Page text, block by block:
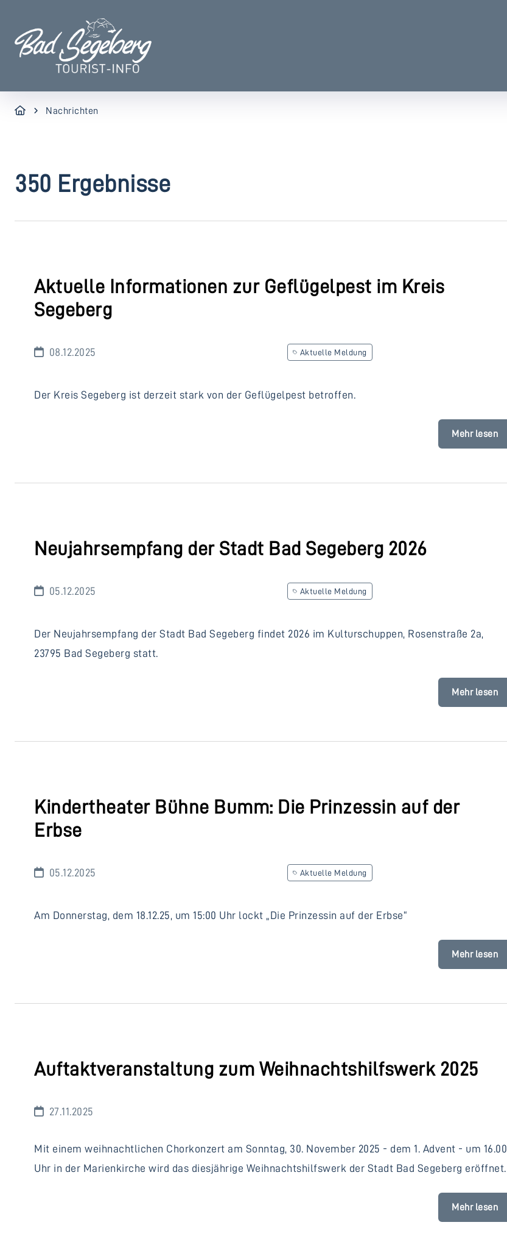
Nachrichten
350 Ergebnisse
Aktuelle Informationen zur Geflügelpest im Kreis
Segeberg
08.12.2025 Aktuelle Meldung
Der Kreis Segeberg ist derzeit stark von der Geflügelpest betroffen.
Mehr lesen
Neujahrsempfang der Stadt Bad Segeberg 2026
05.12.2025 Aktuelle Meldung
Der Neujahrsempfang der Stadt Bad Segeberg findet 2026 im Kulturschuppen, Rosenstraße 2a,
23795 Bad Segeberg statt.
Mehr lesen
Kindertheater Bühne Bumm: Die Prinzessin auf der
Erbse
05.12.2025 Aktuelle Meldung
Am Donnerstag, dem 18.12.25, um 15:00 Uhr lockt „Die Prinzessin auf der Erbse“
Mehr lesen
Auftaktveranstaltung zum Weihnachtshilfswerk 2025
27.11.2025
Mit einem weihnachtlichen Chorkonzert am Sonntag, 30. November 2025 - dem 1. Advent - um 16.00
Uhr in der Marienkirche wird das diesjährige Weihnachtshilfswerk der Stadt Bad Segeberg eröffnet.
Mehr lesen